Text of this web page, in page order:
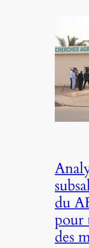
du
pour
des